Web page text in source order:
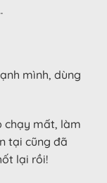
mình, dùng
chạy mất, làm
tại cũng đã
lại rồi!